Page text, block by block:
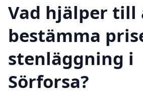
Vad hjälper till
bestämma
stenläggning i
Sörforsa?